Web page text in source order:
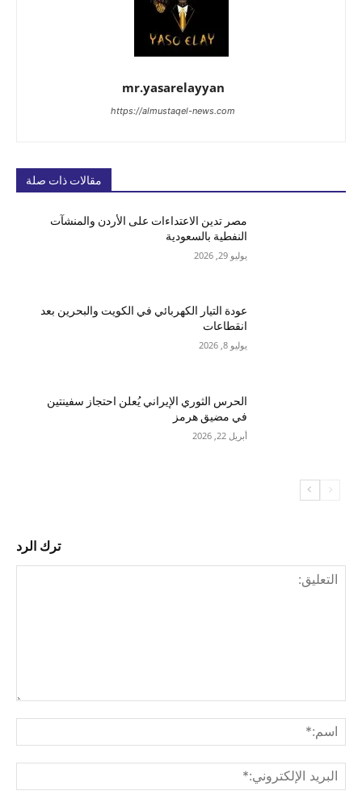
mr.yasarelayyan
https://almustaqel-news.com
مقالات ذات صلة
مصر تدين الاعتداءات على الأردن والمنشآت
النفطية بالسعودية
يوليو 29, 2026
عودة التيار الكهربائي في الكويت والبحرين بعد
انقطاعات
يوليو 8, 2026
الحرس الثوري الإيراني يُعلن احتجاز سفينتين
في مضيق هرمز
أبريل 22, 2026
ترك الرد